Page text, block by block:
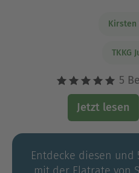
Kirsten
TKKG
5
Jetzt lesen
Entdecke diesen